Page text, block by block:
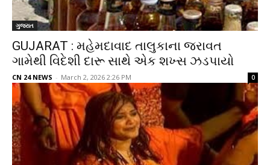
ગુજરાત
GUJARAT : મહેમદાવાદ તાલુકાના જરાવત
ગામેથી વિદેશી દારૂ સાથે એક શખ્સ ઝડપાયો
CN 24 NEWS - March 2, 2026 2:26 PM 0